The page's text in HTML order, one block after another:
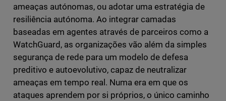
ameaças autónomas, ou adotar uma estratégia de
resiliência autónoma. Ao integrar camadas
baseadas em agentes através de parceiros como a
WatchGuard, as organizações vão além da simples
segurança de rede para um modelo de defesa
preditivo e autoevolutivo, capaz de neutralizar
ameaças em tempo real. Numa era em que os
ataques aprendem por si próprios, o único caminho